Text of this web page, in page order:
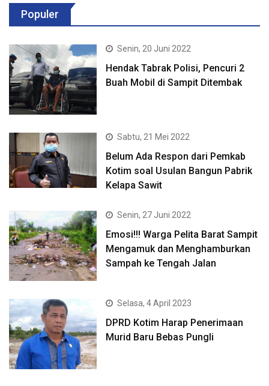
Populer
Senin, 20 Juni 2022
Hendak Tabrak Polisi, Pencuri 2
Buah Mobil di Sampit Ditembak
Sabtu, 21 Mei 2022
Belum Ada Respon dari Pemkab
Kotim soal Usulan Bangun Pabrik
Kelapa Sawit
Senin, 27 Juni 2022
Emosi!!! Warga Pelita Barat Sampit
Mengamuk dan Menghamburkan
Sampah ke Tengah Jalan
Selasa, 4 April 2023
DPRD Kotim Harap Penerimaan
Murid Baru Bebas Pungli